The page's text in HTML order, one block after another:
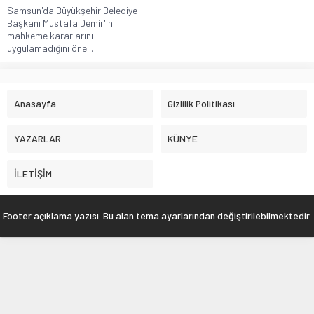
Samsun'da Büyükşehir Belediye
Başkanı Mustafa Demir'in
mahkeme kararlarını
uygulamadığını öne...
Anasayfa Gizlilik Politikası
YAZARLAR KÜNYE
İLETİŞİM
Footer açıklama yazısı. Bu alan tema ayarlarından değiştirilebilmektedir.